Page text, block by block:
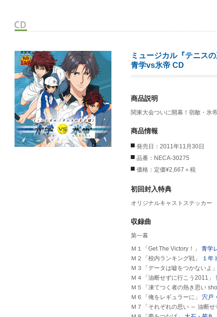
ミュージカル『テニス
青学vs氷帝 CD
商品説明
関東大会ついに開幕！宿敵・氷
商品情報
発売日：2011年11月30日
品番：NECA-30275
価格：定価¥2,667＋税
初回封入特典
オリジナルキャストステッカー
収録曲
第一幕
Ｍ１「Get The Victory！」 青学
Ｍ２「校内ランキング戦」
１年
Ｍ３「データは嘘をつかないよ
Ｍ４「油断せずに行こう2011」
Ｍ５「凍てつく者の熱き思い
Ｍ６「俺をレギュラーに」 宍戸
Ｍ７「それぞれの思い ～ 油断